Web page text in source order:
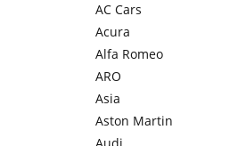
AC Cars
Acura
Alfa Romeo
ARO
Asia
Aston Martin